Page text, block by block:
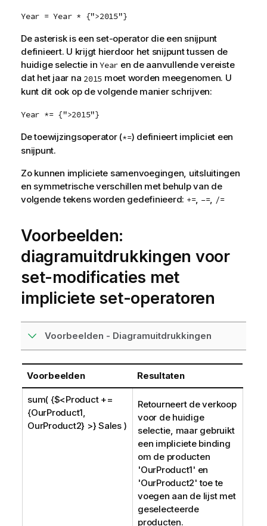
Year = Year * {">2015"}
De asterisk is een set-operator die een snijpunt
definieert. U krijgt hierdoor het snijpunt tussen de
huidige selectie in Year en de aanvullende vereiste
dat het jaar na 2015 moet worden meegenomen. U
kunt dit ook op de volgende manier schrijven:
Year *= {">2015"}
De toewijzingsoperator (*=) definieert impliciet een
snijpunt.
Zo kunnen impliciete samenvoegingen, uitsluitingen
en symmetrische verschillen met behulp van de
volgende tekens worden gedefinieerd: +=, –=, /=
Voorbeelden:
diagramuitdrukkingen voor
set-modificaties met
impliciete set-operatoren
Voorbeelden - Diagramuitdrukkingen
Voorbeelden Resultaten
sum( {$<Product +=
{OurProduct1,
OurProduct2} >} Sales )
Retourneert de verkoop
voor de huidige
selectie, maar gebruikt
een impliciete binding
om de producten
'OurProduct1' en
'OurProduct2' toe te
voegen aan de lijst met
geselecteerde
producten.